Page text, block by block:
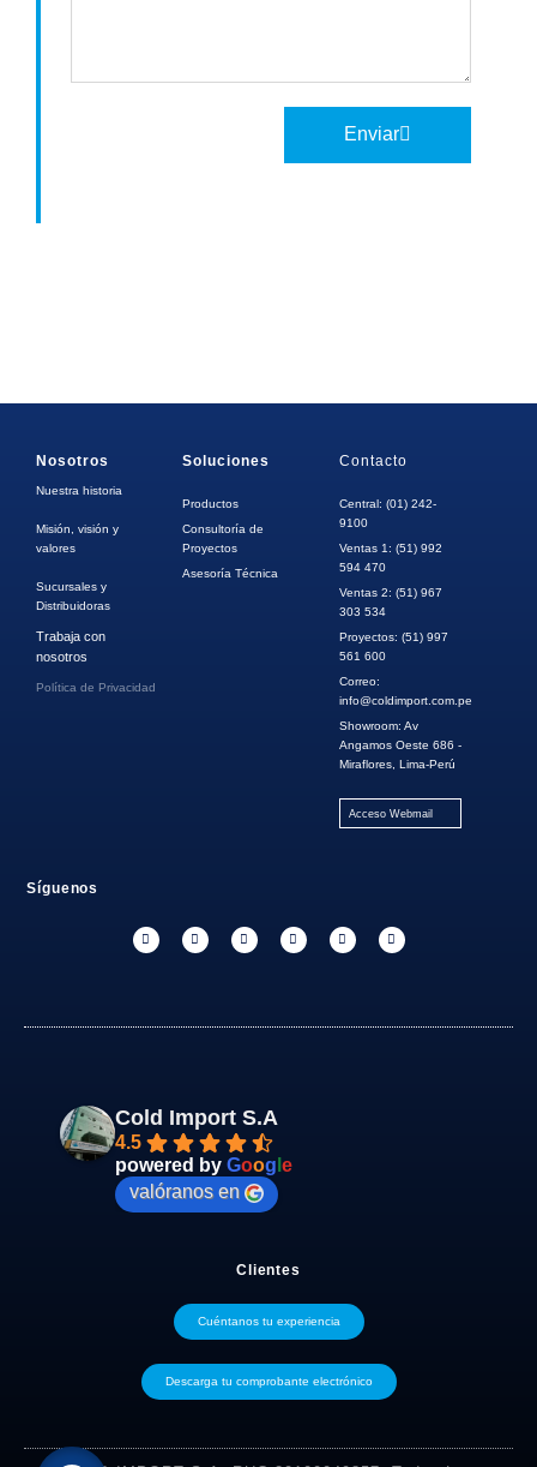
Enviar
Nosotros
Nuestra historia
Misión, visión y
valores
Sucursales y
Distribuidoras
Trabaja con
nosotros
Política de Privacidad
Soluciones
Productos
Consultoría de
Proyectos
Asesoría Técnica
Contacto
Central: (01) 242-
9100
Ventas 1: (51) 992
594 470
Ventas 2: (51) 967
303 534
Proyectos: (51) 997
561 600
Correo:
info@coldimport.com.pe
Showroom: Av
Angamos Oeste 686 -
Miraflores, Lima-Perú
Acceso Webmail
Síguenos
Cold Import S.A
4.5
powered by Goog e
valóranos en
Clientes
Cuéntanos tu experiencia
Descarga tu comprobante electrónico